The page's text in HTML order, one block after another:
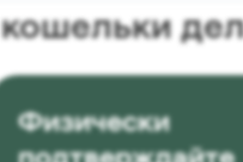
Физически